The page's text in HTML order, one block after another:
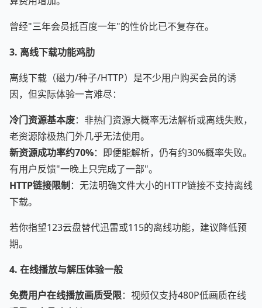
曾经"三年会员抵百度一年"的性价比已不复存在。
3. 离线下载功能鸡肋
离线下载（磁力/种子/HTTP）是不少用户购买会员的诱
因，但实际体验一言难尽：
冷门资源基本废：非热门资源大概率无法解析或离线失败，
老资源除极热门外几乎无法使用。
新资源成功率约70%：即便能解析，仍有约30%概率失败。
有用户反馈"一晚上只完成了一部"。
HTTP链接限制 ：无法明确文件大小的HTTP链接不支持离线
下载。
若你指望123云盘替代迅雷或115的离线功能，建议降低预
期。
4. 在线播放与解压体验一般
免费用户在线播放画质受限：视频仅支持480P低画质在线